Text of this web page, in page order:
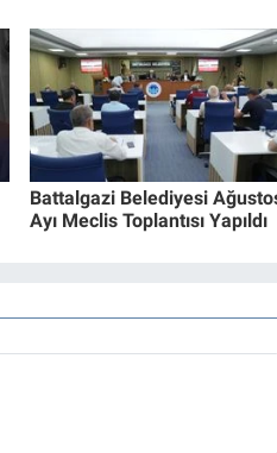
Battalgazi Belediyesi
Ayı Meclis Toplantısı Yapıldı